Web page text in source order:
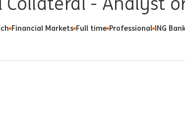
Financial Markets Full time Professional ING